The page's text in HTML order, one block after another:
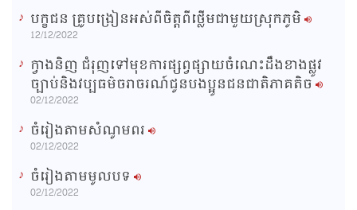
បក្ខជន គ្រូបង្រៀនអស់ពីចិត្តពីថ្លើមជាមួយស្រុកភូមិ
12/12/2022
ក្វាងនិញ ជំរុញទៅមុខការផ្សព្វផ្សាយចំណេះដឹងខាងផ្លូវ
ច្បាប់និងវប្បធម៌ចរាចរណ៍ជូនបងប្អូនជនជាតិភាគតិច
02/12/2022
ចំរៀងតាមសំណូមពរ
02/12/2022
ចំរៀងតាមមូលបទ
02/12/2022